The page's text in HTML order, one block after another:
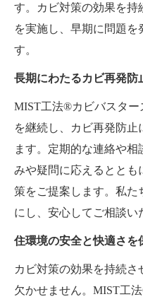
す。カビ対策の効果を持
を実施し、早期に問題
す。
長期にわたるカビ再発防
MIST工法®カビバスタ
を継続し、カビ再発防
ます。定期的な連絡や
みや疑問に応えるととも
策をご提案します。私た
にし、安心してご相談い
住環境の安全と快適さを
カビ対策の効果を持続
欠かせません。MIST工